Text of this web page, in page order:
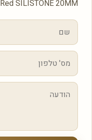
Red SILISTONE 20MM קוורץ — כולל מדידה, ייצור והתקנה.